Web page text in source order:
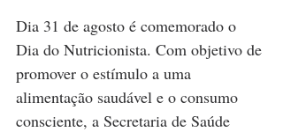
Dia 31 de agosto é comemorado o
Dia do Nutricionista. Com objetivo de
promover o estímulo a uma
alimentação saudável e o consumo
consciente, a Secretaria de Saúde